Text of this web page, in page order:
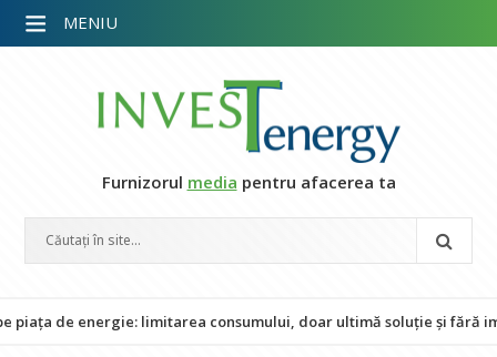
Furnizorul media pentru afacerea ta
limitarea consumului, doar ultimă soluție și fără impact
MENIU